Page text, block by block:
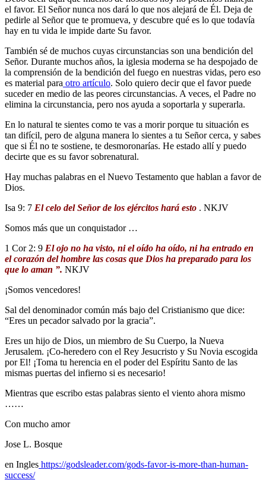
el favor. El Señor nunca nos dará lo que nos alejará de Él. Deja de
pedirle al Señor que te promueva, y descubre qué es lo que todavía
hay en tu vida le impide darte Su favor.
También sé de muchos cuyas circunstancias son una bendición del
Señor. Durante muchos años, la iglesia moderna se ha despojado de
la comprensión de la bendición del fuego en nuestras vidas, pero eso
es material para otro artículo. Solo quiero decir que el favor puede
suceder en medio de las peores circunstancias. A veces, el Padre no
elimina la circunstancia, pero nos ayuda a soportarla y superarla.
En lo natural te sientes como te vas a morir porque tu situación es
tan difícil, pero de alguna manera lo sientes a tu Señorcerca, y sabes
que si Él no te sostiene, te desmoronarías. He estado allí y puedo
decirte que es su favor sobrenatural.
Hay muchas palabras en el Nuevo Testamento que hablan a favor de
Dios.
Isa 9: 7 El celo del Señor de los ejércitos hará esto . NKJV
Somos más que un conquistador …
1 Cor 2: 9 El ojo no ha visto, ni el oído ha oído, ni ha entrado en
el corazón del hombre las cosas que Dios ha preparado para los
que lo aman ”. NKJV
¡Somos vencedores!
Sal del denominador común más bajo del Cristianismo que dice:
“Eres un pecador salvado por la gracia”.
Eres un hijo de Dios, un miembro de Su Cuerpo, la Nueva
Jerusalem. ¡Co-heredero con el Rey Jesucristo y Su Novia escogida
por El! ¡Toma tu herencia en el poder del Espíritu Santo de las
mismas puertas del infierno si es necesario!
Mientras que escribo estas palabras siento el viento ahora mismo
……
Con mucho amor
Jose L. Bosque
en Ingles https://godsleader.com/gods-favor-is-more-than-human-
success/